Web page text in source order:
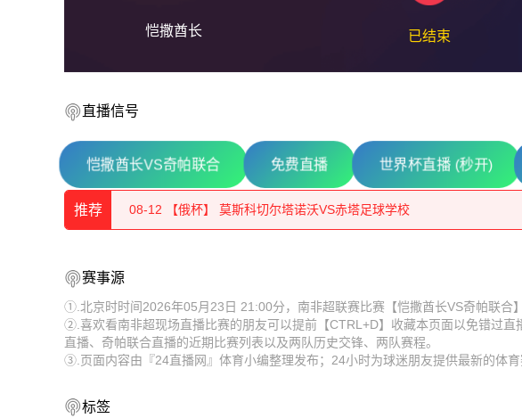
恺撒酋长 已结束
直播信号
恺撒酋长VS奇帕联合 免费直播 世界杯直播 (秒开)
推荐
08-12 【俄杯】 佩夏诺科普斯科耶海鸥VS伊兹别尔巴什石油工人
08-12 【俄杯】 莫斯科切尔塔诺沃VS赤塔足球学校
08-12 【俄杯】 FC穆罗姆VS利佩茨克冶金工人
08-12 【俄杯】 伊热夫斯克VS米阿斯鱼雷
08-12 【俄杯】 索科尔萨拉托夫VS彼尔姆边疆区伊尔帕尔
08-12 【俄杯】 莫斯科斯特罗吉诺VS弗拉基米尔鱼雷
赛事源
①.北京时时间2026年05月23日 21:00分，南非超联赛比赛【恺撒酋长VS奇帕联合
②.喜欢看南非超现场直播比赛的朋友可以提前【CTRL+D】收藏本页面以免错过直
直播、奇帕联合直播的近期比赛列表以及两队历史交锋、两队赛程。
③.页面内容由『24直播网』体育小编整理发布；24小时为球迷朋友提供最新的体育
标签